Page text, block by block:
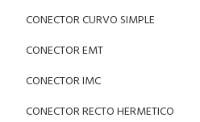
CONECTOR CURVO SIMPLE
CONECTOR EMT
CONECTOR IMC
CONECTOR RECTO HERMETICO